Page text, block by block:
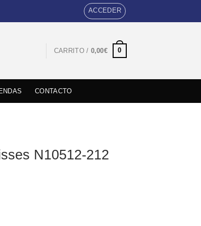
ACCEDER
CARRITO / 0,00€ 0
CONTACTO
N10512-212